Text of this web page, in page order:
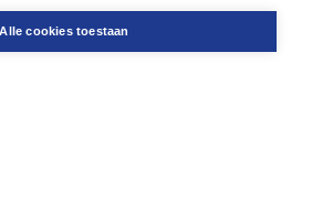
Alle cookies toestaan